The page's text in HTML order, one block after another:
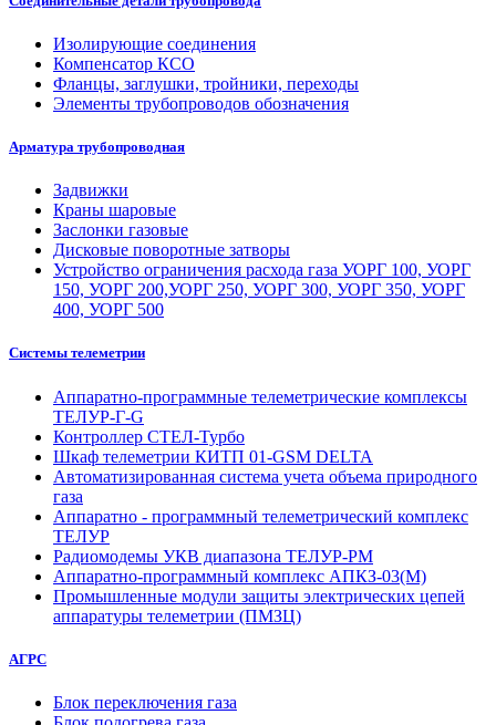
Изолирующие соединения
Компенсатор КСО
Фланцы, заглушки, тройники, переходы
Элементы трубопроводов обозначения
Арматура трубопроводная
Задвижки
Краны шаровые
Заслонки газовые
Дисковые поворотные затворы
Устройство ограничения расхода газа УОРГ 100, УОРГ
150, УОРГ 200,УОРГ 250, УОРГ 300, УОРГ 350, УОРГ
400, УОРГ 500
Системы телеметрии
Аппаратно-программные телеметрические комплексы
ТЕЛУР-Г-G
Контроллер СТЕЛ-Турбо
Шкаф телеметрии КИТП 01-GSM DELTA
Автоматизированная система учета объема природного
газа
Аппаратно - программный телеметрический комплекс
ТЕЛУР
Радиомодемы УКВ диапазона ТЕЛУР-РМ
Аппаратно-программный комплекс АПКЗ-03(М)
Промышленные модули защиты электрических цепей
аппаратуры телеметрии (ПМЗЦ)
АГРС
Блок переключения газа